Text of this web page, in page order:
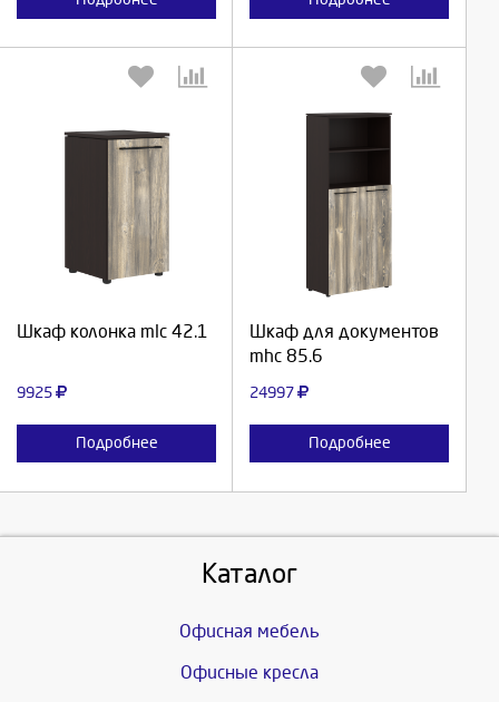
Шкаф колонка mlc 42.1
9925
Подробнее
Выберите количество:
Шкаф для документов
mhc 85.6
24997
Подробнее
Выберите количество:
Каталог
Офисная мебель
Офисные кресла